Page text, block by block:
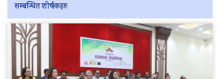
सम्बन्धित शीर्षकहरु